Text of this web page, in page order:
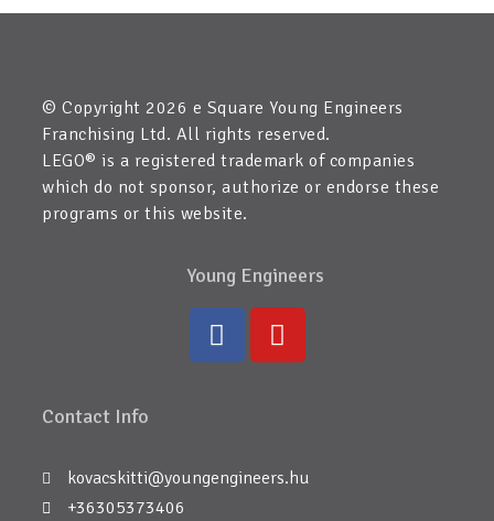
© Copyright 2026 e Square Young Engineers
Franchising Ltd. All rights reserved.
LEGO® is a registered trademark of companies
which do not sponsor, authorize or endorse these
programs or this website.
Young Engineers
Contact Info
kovacskitti@youngengineers.hu
+36305373406